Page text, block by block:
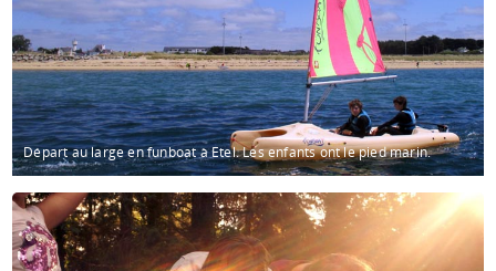
Départ au large en funboat à Etel. Les enfants ont le pied marin.